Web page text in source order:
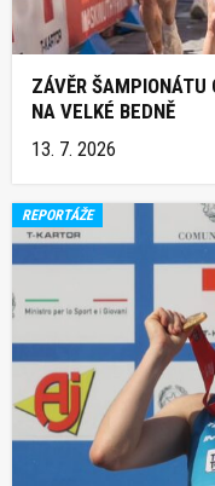
ZÁVĚR ŠAMPIONÁTU
NA VELKÉ BEDNĚ
13. 7. 2026
REPORTÁŽE